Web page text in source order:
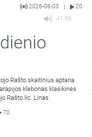
2026-08-03
20
41:56
Rašto skaitinius aptaria
klebonas klasikinės
Rašto lic. Linas
70